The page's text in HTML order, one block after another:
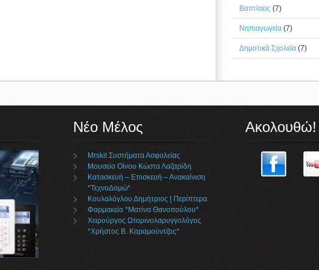
Βαπτίσεις (7)
Νηπιαγωγεία (7)
Δημοτικά Σχολεία (7)
Νέο Μέλος
Mrskit Συστήματα Ασφαλείας
Μουσείο Οίνου Κώστα Λαζαρίδη
Κατασκευή – Επισκευή – Ανακαίνιση
*ΤεχνοΔομώ*
Κουλαλόγλου Δημήτριος | Περίπτερα
Φαρμακείο *Ματίνα Θανοπούλου*
Χειρούργος Ωτορινολαρυγγολόγος
*Χρήστος Β. Καραμούντζος*
Ακολουθώ!